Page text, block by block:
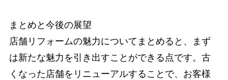
まとめと今後の展望
店舗リフォームの魅力についてまとめると、まず
は新たな魅力を引き出すことができる点です。古
くなった店舗をリニューアルすることで、お客様